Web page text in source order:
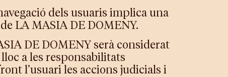
dels usuaris implica una
LA MASIA DE DOMENY.
DE DOMENY serà considerat
a les responsabilitats
l’usuari les accions judicials i